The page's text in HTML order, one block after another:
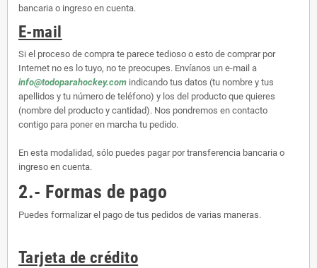
bancaria o ingreso en cuenta.
E-mail
Si el proceso de compra te parece tedioso o esto de comprar por
Internet no es lo tuyo, no te preocupes. Envíanos un e-mail a
info@todoparahockey.com indicando tus datos (tu nombre y tus
apellidos y tu número de teléfono) y los del producto que quieres
(nombre del producto y cantidad). Nos pondremos en contacto
contigo para poner en marcha tu pedido.
En esta modalidad, sólo puedes pagar por transferencia bancaria o
ingreso en cuenta.
2.- Formas de pago
Puedes formalizar el pago de tus pedidos de varias maneras.
Tarjeta de crédito